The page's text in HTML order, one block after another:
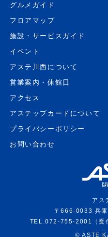
グルメガイド
フロアマップ
施設・サービスガイド
イベント
アステ川西について
営業案内・休館日
アクセス
アステップカードについて
プライバシーポリシー
お問い合わせ
アス
〒666-0033 兵
TEL.072-755-2001（受
© ASTE